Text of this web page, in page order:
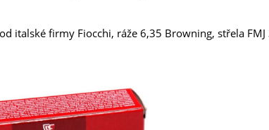
italské firmy Fiocchi, ráže 6,35 Browning, střela